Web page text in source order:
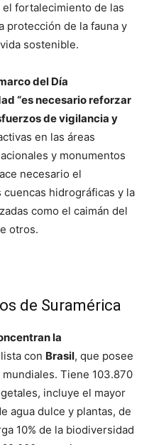
el fortalecimiento de las
protección de la fauna y
sostenible.
del Día
“es necesario reforzar
de vigilancia y
en las áreas
y monumentos
necesario el
hidrográficas y la
como el caimán del
otros.
de Suramérica
la
con Brasil, que posee
Tiene 103.870
incluye el mayor
agua dulce y plantas, de
10% de la biodiversidad